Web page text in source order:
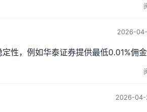
2026-
性，例如华泰证券提供最低0.01%佣金
2026-04-